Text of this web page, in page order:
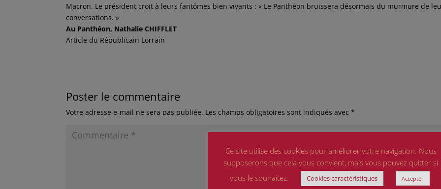
Macron. Le président croit à leurs fantômes bien vivants : « Le Panthéon bruissera désormais du murmure de
conversations. »
Au Panthéon, Nathalie CHIFFLET
Article du Républicain Lorrain
Poster le commentaire
Votre adresse e-mail ne sera pas publiée. Les champs obligatoires sont indiqués avec*
Ce site utilise des cookies pour améliorer votre navigation. Nous
supposerons que cela vous convient, mais vous pouvez quitter si
vous le souhaitez.
Cookies caractéristiques Accepter